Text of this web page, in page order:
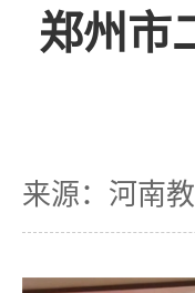
郑州市
来源：河南